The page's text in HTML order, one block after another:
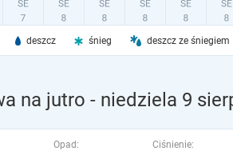
deszcz śnieg deszcz ze śniegiem
na jutro - niedziela 9
Opad:
Ciśnienie: